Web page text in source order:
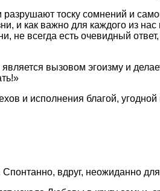
тоску сомнений и
и как важно для каждого из
не всегда есть очевидный
вызовом эгоизму и
и исполнения благой,
Спонтанно, вдруг, неожиданно